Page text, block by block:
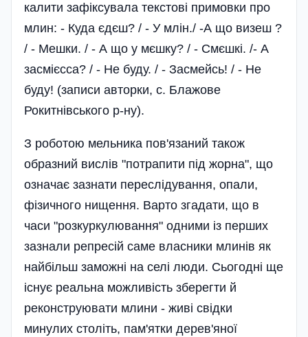
калити зафіксувала текстові примовки про
млин: - Куда єдєш? / - У млін./ -А що визеш ?
/ - Мешки. / - А що у мєшку? / - Смєшкі. /- А
засмієсса? / - Не буду. / - Засмейсь! / - Не
буду! (записи авторки, с. Блажове
Рокитнівського р-ну).
З роботою мельника пов'язаний також
образний вислів "потрапити під жорна", що
означає зазнати переслідування, опали,
фізичного нищення. Варто згадати, що в
часи "розкуркулювання" одними із перших
зазнали репресій саме власники млинів як
найбільш заможні на селі люди. Сьогодні ще
існує реальна можливість зберегти й
реконструювати млини - живі свідки
минулих століть, пам'ятки дерев'яної